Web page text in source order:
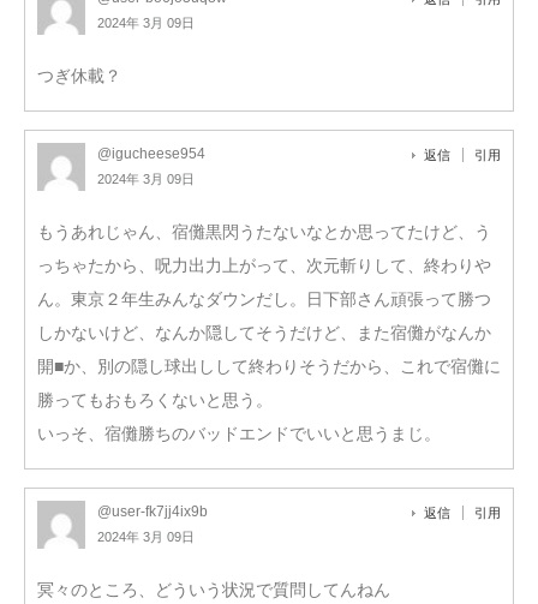
2024年 3月 09日
つぎ休載？
@igucheese954
2024年 3月 09日
返信 引用
もうあれじゃん、宿儺黒閃うたないなとか思ってたけど、う
っちゃたから、呪力出力上がって、次元斬りして、終わりや
ん。東京２年生みんなダウンだし。日下部さん頑張って勝つ
しかないけど、なんか隠してそうだけど、また宿儺がなんか
開■か、別の隠し球出しして終わりそうだから、これで宿儺に
勝ってもおもろくないと思う。
いっそ、宿儺勝ちのバッドエンドでいいと思うまじ。
@user-fk7jj4ix9b
2024年 3月 09日
返信 引用
冥々のところ、どういう状況で質問してんねん